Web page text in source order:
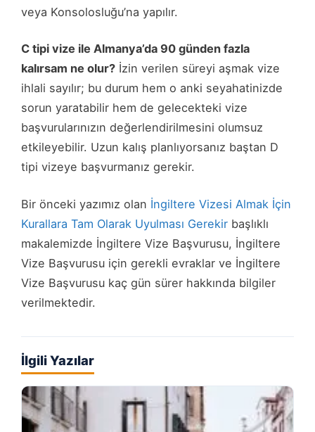
veya Konsolosluğu’na yapılır.
C tipi vize ile Almanya’da 90 günden fazla
kalırsam ne olur? İzin verilen süreyi aşmak vize
ihlali sayılır; bu durum hem o anki seyahatinizde
sorun yaratabilir hem de gelecekteki vize
başvurularınızın değerlendirilmesini olumsuz
etkileyebilir. Uzun kalış planlıyorsanız baştan D
tipi vizeye başvurmanız gerekir.
Bir önceki yazımız olan İngiltere Vizesi Almak İçin
Kurallara Tam Olarak Uyulması Gerekir başlıklı
makalemizde İngiltere Vize Başvurusu, İngiltere
Vize Başvurusu için gerekli evraklar ve İngiltere
Vize Başvurusu kaç gün sürer hakkında bilgiler
verilmektedir.
İlgili Yazılar